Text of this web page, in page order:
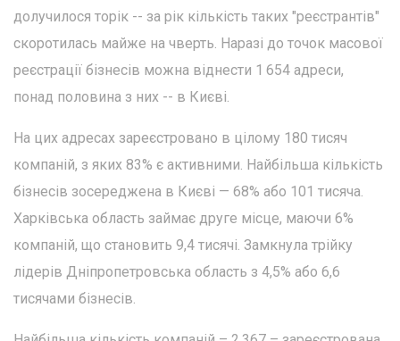
долучилося торік -- за рік кількість таких "реєстрантів"
скоротилась майже на чверть. Наразі до точок масової
реєстрації бізнесів можна віднести 1 654 адреси,
понад половина з них -- в Києві.
На цих адресах зареєстровано в цілому 180 тисяч
компаній, з яких 83% є активними. Найбільша кількість
бізнесів зосереджена в Києві — 68% або 101 тисяча.
Харківська область займає друге місце, маючи 6%
компаній, що становить 9,4 тисячі. Замкнула трійку
лідерів Дніпропетровська область з 4,5% або 6,6
тисячами бізнесів.